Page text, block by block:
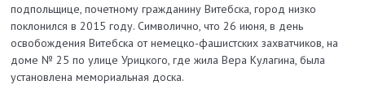
подпольщице, почетному гражданину Витебска, город низко
поклонился в 2015 году. Символично, что 26 июня, в день
освобождения Витебска от немецко-фашистских захватчиков, на
доме № 25 по улице Урицкого, где жила Вера Кулагина, была
установлена мемориальная доска.